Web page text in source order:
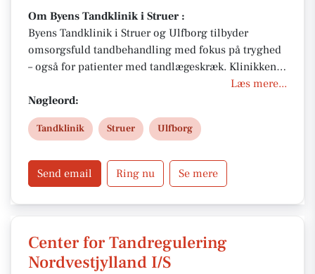
Om Byens Tandklinik i Struer :
Byens Tandklinik i Struer og Ulfborg tilbyder
omsorgsfuld tandbehandling med fokus på tryghed
– også for patienter med tandlægeskræk. Klinikken
tager nye patienter og hjælper hurtigt ved akut
tandpine. Her får du individuel vejledning,
professionelle behandlinger og gode tilbud som
blød bideskinne til reduceret pris.
Læs mere...
Nøgleord:
Tandklinik Struer Ulfborg
Send email Ring nu Se mere
Center for Tandregulering
Nordvestjylland I/S